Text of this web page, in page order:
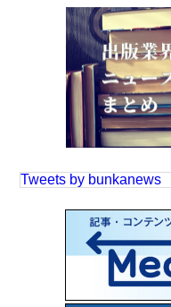
Tweets by bunkanews